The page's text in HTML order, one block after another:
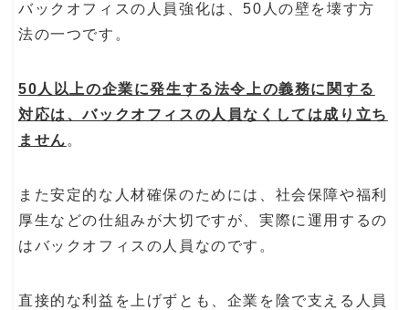
バックオフィスの人員強化は、50人の壁を壊す方
法の一つです。
50人以上の企業に発生する法令上の義務に関する
対応は、バックオフィスの人員なくしては成り立ち
ません 。
また安定的な人材確保のためには、社会保障や福利
厚生などの仕組みが大切ですが、実際に運用するの
はバックオフィスの人員なのです。
直接的な利益を上げずとも、企業を陰で支える人員